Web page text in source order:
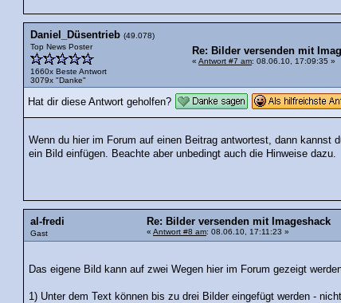
Daniel_Düsentrieb (49.078)
Top News Poster
1660x Beste Antwort
3079x "Danke"
Re: Bilder versenden mit
« Antwort #7 am: 08.06.10, 17:09:35 »
Hat dir diese Antwort geholfen?
Wenn du hier im Forum auf einen Beitrag antwortest, dann kannst
ein Bild einfügen. Beachte aber unbedingt auch die Hinweise dazu.
al-fredi
Gast
Re: Bilder versenden mit Imageshack
« Antwort #8 am: 08.06.10, 17:11:23 »
Das eigene Bild kann auf zwei Wegen hier im Forum gezeigt
1) Unter dem Text können bis zu drei Bilder eingefügt werden -